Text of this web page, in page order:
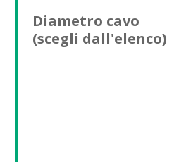
Diametro cavo
(scegli dall'elenco)